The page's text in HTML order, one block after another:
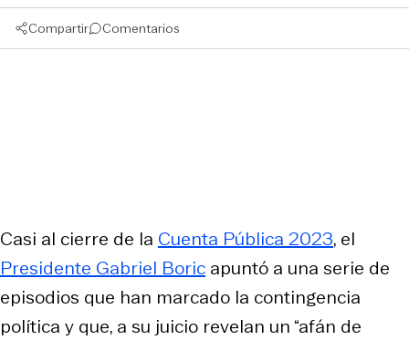
Compartir Comentarios
Casi al cierre de la Cuenta Pública 2023, el
Presidente Gabriel Boric apuntó a una serie de
episodios que han marcado la contingencia
política y que, a su juicio revelan un “afán de